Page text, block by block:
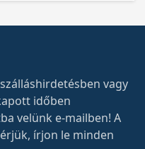
vagy
időben
velünk e-mailben! A
írjon le minden